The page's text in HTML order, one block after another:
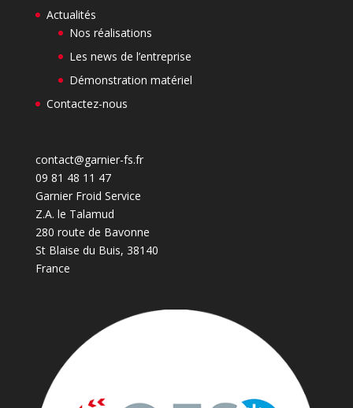
Actualités
Nos réalisations
Les news de l’entreprise
Démonstration matériel
Contactez-nous
contact@garnier-fs.fr
09 81 48 11 47
Garnier Froid Service
Z.A. le Talamud
280 route de Bavonne
St Blaise du Buis, 38140
France